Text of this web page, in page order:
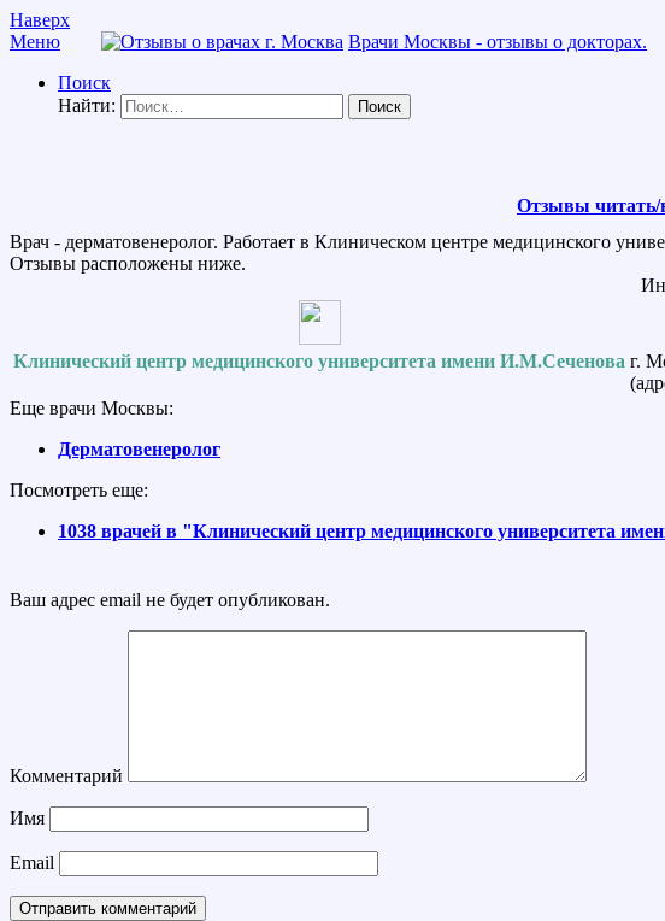
Наверх
Меню
Врачи Москвы - отзывы о докторах.
Поиск
Найти:
Отзывы читать/
Врач - дерматовенеролог. Работает в Клиническом центре медицинского
Отзывы расположены ниже.
Клинический центр медицинского университета имени И.М.Сеченова г.
Еще врачи Москвы:
Дерматовенеролог
Посмотреть еще:
1038 врачей в "Клинический центр медицинского университета
Ваш адрес email не будет опубликован.
Комментарий
Имя
Email